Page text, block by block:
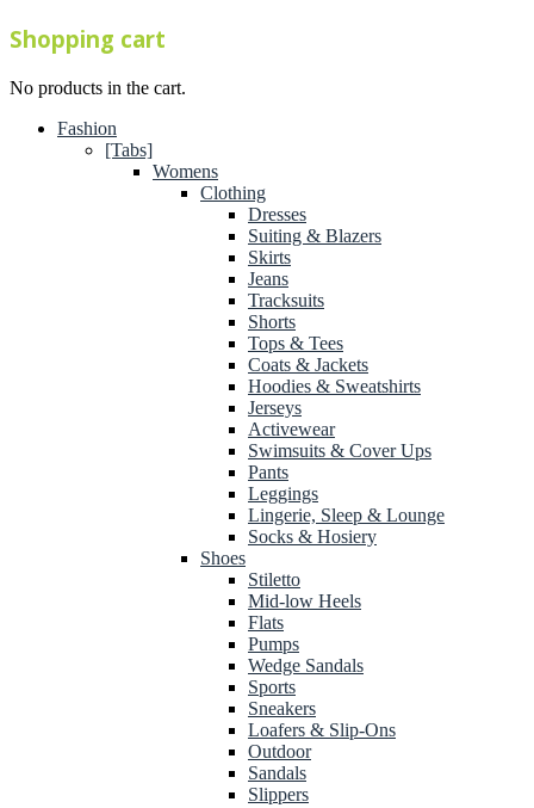
Shopping cart
No products in the cart.
Fashion
[Tabs]
Womens
Clothing
Dresses
Suiting & Blazers
Skirts
Jeans
Tracksuits
Shorts
Tops & Tees
Coats & Jackets
Hoodies & Sweatshirts
Jerseys
Activewear
Swimsuits & Cover Ups
Pants
Leggings
Lingerie, Sleep & Lounge
Socks & Hosiery
Shoes
Stiletto
Mid-low Heels
Flats
Pumps
Wedge Sandals
Sports
Sneakers
Loafers & Slip-Ons
Outdoor
Sandals
Slippers